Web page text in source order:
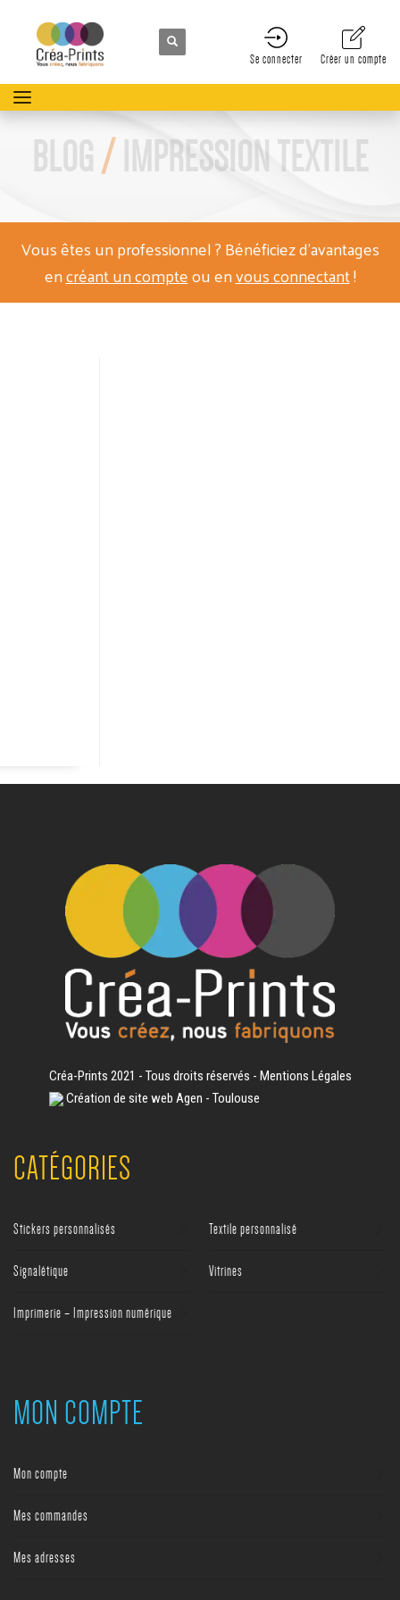
Se connecter Créer un compte
BLOG/ IMPRESSION TEXTILE
Vous êtes un professionnel ? Bénéficiez d'avantages
encréant un compteou envous connectant!
Créa-Prints 2021 - Tous droits réservés - Mentions Légales
Création de site web Agen - Toulouse
CATÉGORIES
Stickers personnalisés Textile personnalisé
Signalétique Vitrines
Imprimerie – Impression numérique
MON COMPTE
Mon compte
Mes commandes
Mes adresses